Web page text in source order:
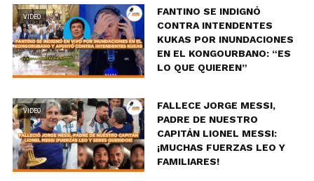
VIDEO
FANTINO SE INDIGNÓ
CONTRA INTENDENTES
KUKAS POR INUNDACIONES
EN EL KONGOURBANO: “ES
LO QUE QUIEREN”
VIDEO
FALLECE JORGE MESSI,
PADRE DE NUESTRO
CAPITÁN LIONEL MESSI:
¡MUCHAS FUERZAS LEO Y
FAMILIARES!